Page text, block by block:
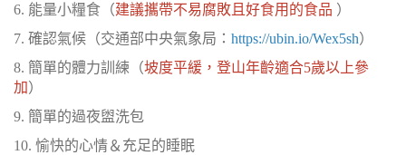
6. 能量小糧食（建議攜帶不易腐敗且好食用的食品 ）
7. 確認氣候（交通部中央氣象局： https://ubin.io/Wex5sh）
8. 簡單的體力訓練（坡度平緩，登山年齡適合5歲以上參
加）
9. 簡單的過夜盥洗包
10. 愉快的心情＆充足的睡眠